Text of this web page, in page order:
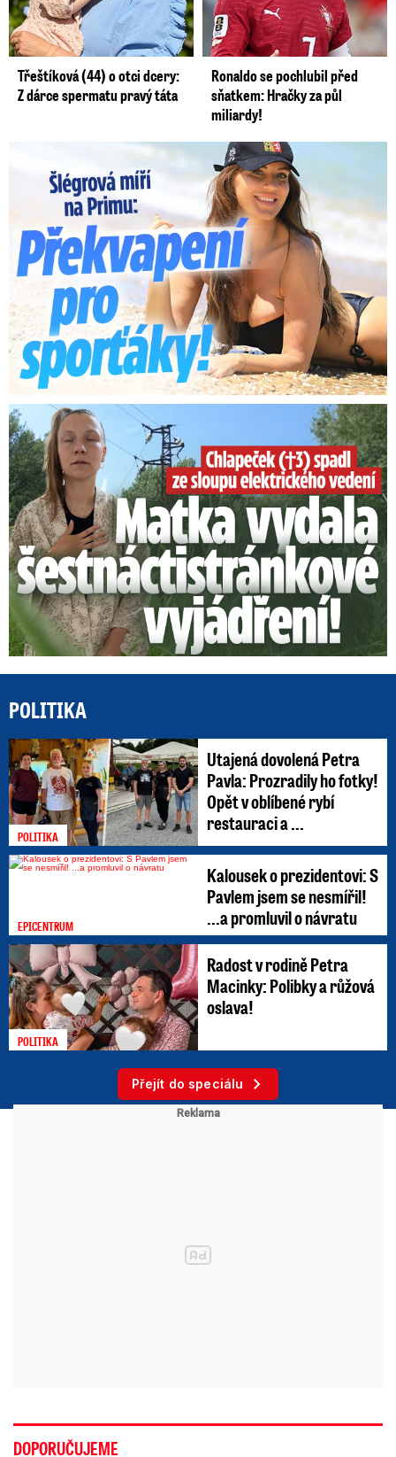
Třeštíková (44) o otci dcery:
Z dárce spermatu pravý táta
Ronaldo se pochlubil před
sňatkem: Hračky za půl
miliardy!
Lucie Šlégrová míří na Primu. Překvapení pro sporťáky!
Smrtelný pád chlapce: Matka vydala vyjádření na 16 stran
POLITIKA
POLITIKA
Utajená dovolená Petra
Pavla: Prozradily ho fotky!
Opět v oblíbené rybí
restauraci a ...
EPICENTRUM
Kalousek o prezidentovi: S
Pavlem jsem se nesmířil!
...a promluvil o návratu
POLITIKA
Radost v rodině Petra
Macinky: Polibky a růžová
oslava!
Přejít do speciálu
DOPORUČUJEME